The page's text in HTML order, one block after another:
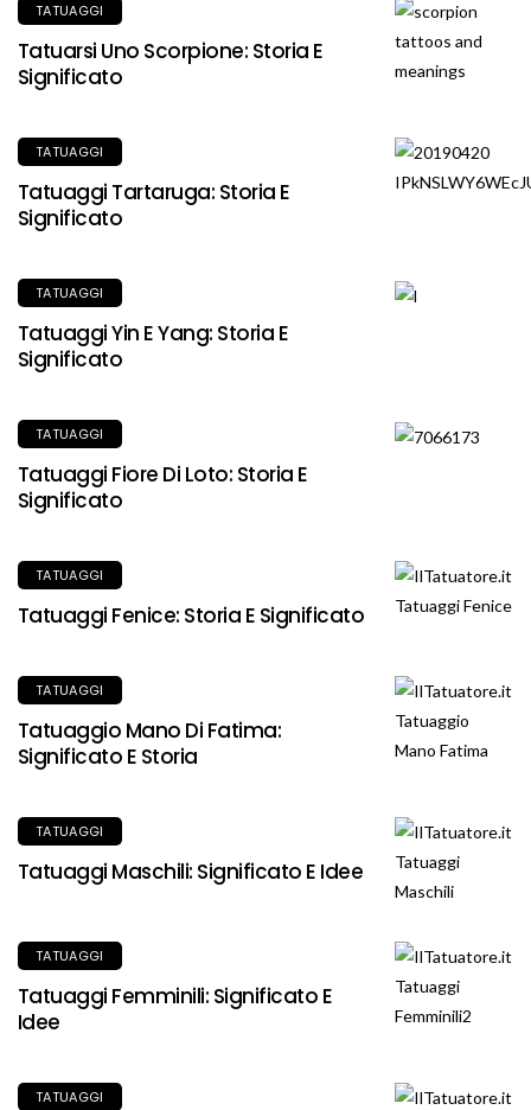
TATUAGGI
Tatuarsi Uno Scorpione: Storia E
Significato
TATUAGGI
Tatuaggi Tartaruga: Storia E
Significato
TATUAGGI
Tatuaggi Yin E Yang: Storia E
Significato
TATUAGGI
Tatuaggi Fiore Di Loto: Storia E
Significato
TATUAGGI
Tatuaggi Fenice: Storia E Significato
TATUAGGI
Tatuaggio Mano Di Fatima:
Significato E Storia
TATUAGGI
Tatuaggi Maschili: Significato E Idee
TATUAGGI
Tatuaggi Femminili: Significato E
Idee
TATUAGGI